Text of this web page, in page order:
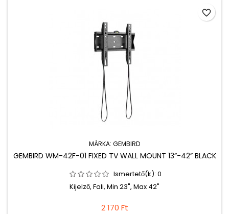
MÁRKA: GEMBIRD
GEMBIRD WM-42F-01 FIXED TV WALL MOUNT 13”-42” BLACK
Ismertető(k): 0
Kijelző, Fali, Min 23", Max 42"
2 170 Ft
favorite_border